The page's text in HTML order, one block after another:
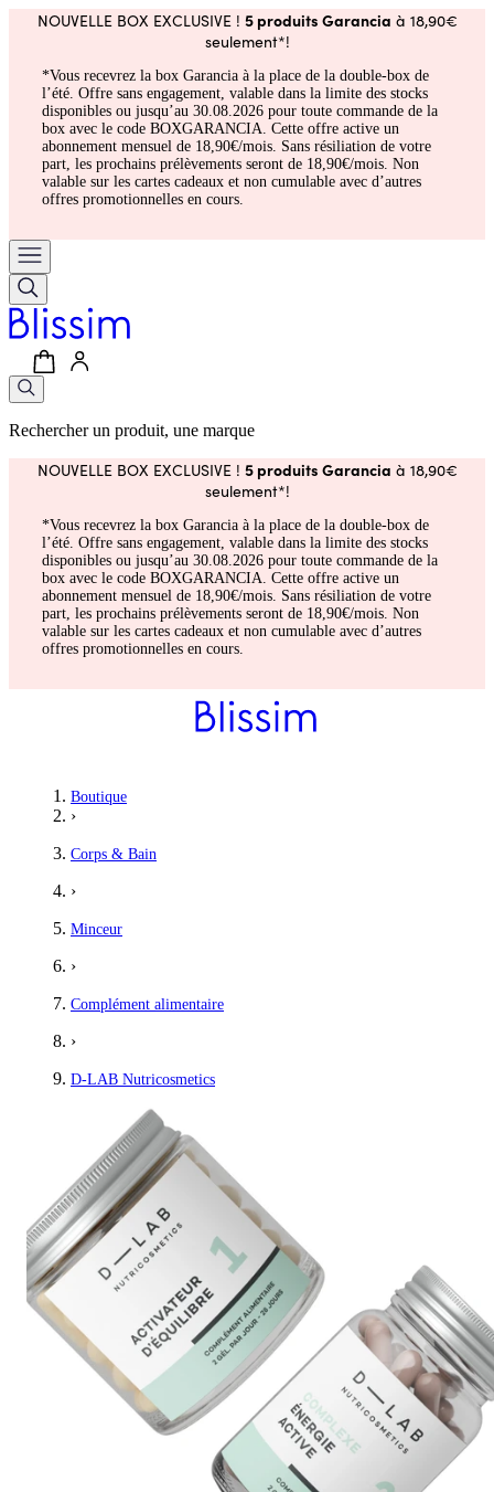
NOUVELLE BOX EXCLUSIVE ! 5 produits Garancia à 18,90€
seulement*!
*Vous recevrez la box Garancia à la place de la double-box de
l’été. Offre sans engagement, valable dans la limite des stocks
disponibles ou jusqu’au 30.08.2026 pour toute commande de la
box avec le code BOXGARANCIA. Cette offre active un
abonnement mensuel de 18,90€/mois. Sans résiliation de votre
part, les prochains prélèvements seront de 18,90€/mois. Non
valable sur les cartes cadeaux et non cumulable avec d’autres
offres promotionnelles en cours.
Rechercher un produit, une marque
NOUVELLE BOX EXCLUSIVE ! 5 produits Garancia à 18,90€
seulement*!
*Vous recevrez la box Garancia à la place de la double-box de
l’été. Offre sans engagement, valable dans la limite des stocks
disponibles ou jusqu’au 30.08.2026 pour toute commande de la
box avec le code BOXGARANCIA. Cette offre active un
abonnement mensuel de 18,90€/mois. Sans résiliation de votre
part, les prochains prélèvements seront de 18,90€/mois. Non
valable sur les cartes cadeaux et non cumulable avec d’autres
offres promotionnelles en cours.
Boutique
›
Corps & Bain
›
Minceur
›
Complément alimentaire
›
D-LAB Nutricosmetics